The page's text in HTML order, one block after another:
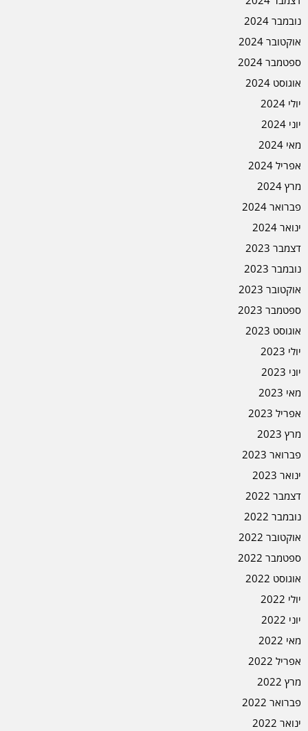
נובמבר 2024
אוקטובר 2024
ספטמבר 2024
אוגוסט 2024
יולי 2024
יוני 2024
מאי 2024
אפריל 2024
מרץ 2024
פברואר 2024
ינואר 2024
דצמבר 2023
נובמבר 2023
אוקטובר 2023
ספטמבר 2023
אוגוסט 2023
יולי 2023
יוני 2023
מאי 2023
אפריל 2023
מרץ 2023
פברואר 2023
ינואר 2023
דצמבר 2022
נובמבר 2022
אוקטובר 2022
ספטמבר 2022
אוגוסט 2022
יולי 2022
יוני 2022
מאי 2022
אפריל 2022
מרץ 2022
פברואר 2022
ינואר 2022